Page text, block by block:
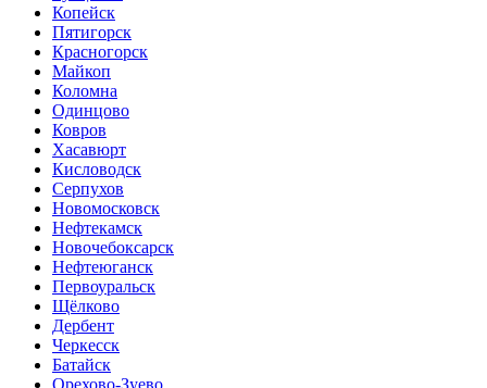
Копейск
Пятигорск
Красногорск
Майкоп
Коломна
Одинцово
Ковров
Хасавюрт
Кисловодск
Серпухов
Новомосковск
Нефтекамск
Новочебоксарск
Нефтеюганск
Первоуральск
Щёлково
Дербент
Черкесск
Батайск
Орехово-Зуево